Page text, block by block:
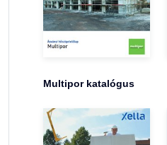
Multipor katalógus